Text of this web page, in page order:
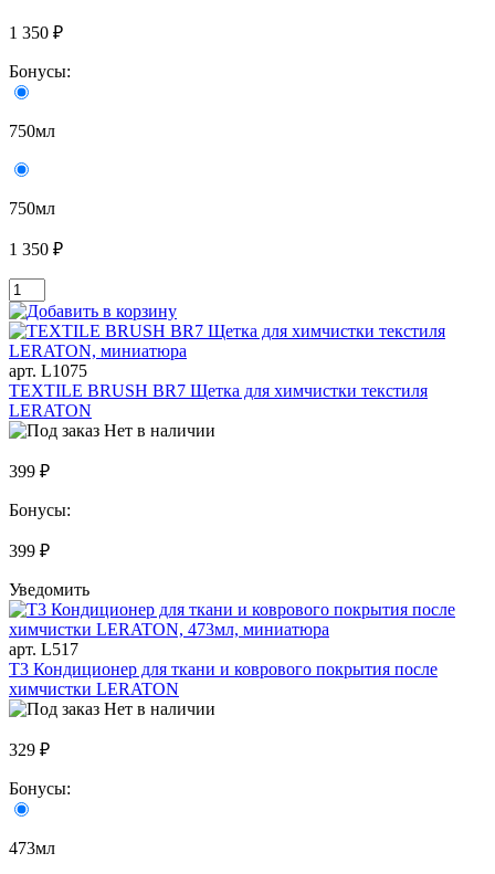
1 350 ₽
Бонусы:
750мл
750мл
1 350 ₽
арт. L1075
TEXTILE BRUSH BR7 Щетка для химчистки текстиля
LERATON
Нет в наличии
399 ₽
Бонусы:
399 ₽
Уведомить
арт. L517
T3 Кондиционер для ткани и коврового покрытия после
химчистки LERATON
Нет в наличии
329 ₽
Бонусы:
473мл